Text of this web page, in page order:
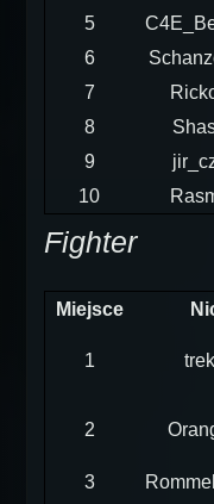
5
6
7
8
9
10
Fighter
Miejsce
1
2
3